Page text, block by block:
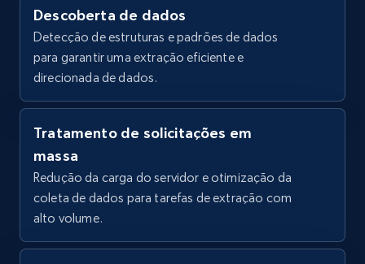
    "timestamp": "2026-07-17",
    "product_name": "Kelly Double Tour
bracelet",
    "description": "Double tour bracelet
in Box calfskin with Kelly closure.
Metallic finish: Palladium plated and
    "country": "UK",
    "currency": "GBP",
    "in_stock": true,
  },
  {
    "db_source": "1784250440321",
Descoberta de dados
Detecção de estruturas e padrões de dados
para garantir uma extração eficiente e
direcionada de dados.
Tratamento de solicitações em
massa
Redução da carga do servidor e otimização da
coleta de dados para tarefas de extração com
alto volume.